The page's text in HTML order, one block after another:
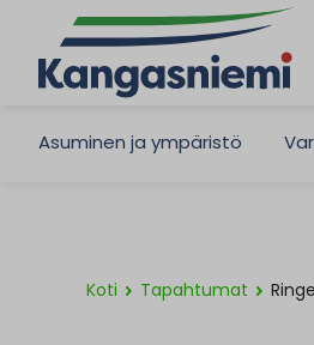
Asuminen ja ympäristö
Koti Tapahtumat